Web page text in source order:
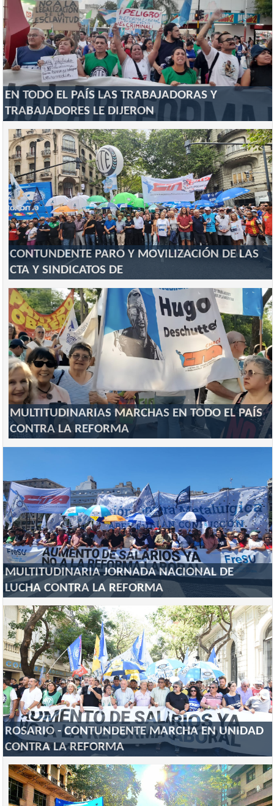
EN TODO EL PAÍS LAS TRABAJADORAS Y
TRABAJADORES LE DIJERON
CONTUNDENTE PARO Y MOVILIZACIÓN DE LAS
CTA Y SINDICATOS DE
MULTITUDINARIAS MARCHAS EN TODO EL PAÍS
CONTRA LA REFORMA
MULTITUDINARIA JORNADA NACIONAL DE
LUCHA CONTRA LA REFORMA
ROSARIO - CONTUNDENTE MARCHA EN UNIDAD
CONTRA LA REFORMA